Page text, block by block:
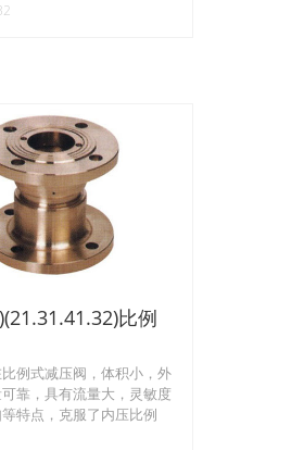
比例
例式减压阀，体积小，外
靠，具有流量大，灵敏度
特点，克服了内压比例